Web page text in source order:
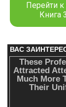
Перейти
Книга